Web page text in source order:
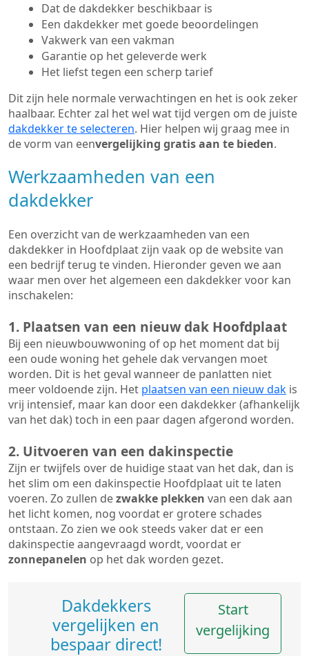
Dat de dakdekker beschikbaar is
Een dakdekker met goede beoordelingen
Vakwerk van een vakman
Garantie op het geleverde werk
Het liefst tegen een scherp tarief
Dit zijn hele normale verwachtingen en het is ook zeker
haalbaar. Echter zal het wel wat tijd vergen om de juiste
dakdekker te selecteren. Hier helpen wij graag mee in
de vorm van eenvergelijking gratis aan te bieden.
Werkzaamheden van een
dakdekker
Een overzicht van de werkzaamheden van een
dakdekker in Hoofdplaat zijn vaak op de website van
een bedrijf terug te vinden. Hieronder geven we aan
waar men over het algemeen een dakdekker voor kan
inschakelen:
1. Plaatsen van een nieuw dak Hoofdplaat
Bij een nieuwbouwwoning of op het moment dat bij
een oude woning het gehele dak vervangen moet
worden. Dit is het geval wanneer de panlatten niet
meer voldoende zijn. Het plaatsen van een nieuw dak is
vrij intensief, maar kan door een dakdekker (afhankelijk
van het dak) toch in een paar dagen afgerond worden.
2. Uitvoeren van een dakinspectie
Zijn er twijfels over de huidige staat van het dak, dan is
het slim om een dakinspectie Hoofdplaat uit te laten
voeren. Zo zullen dezwakke plekken van een dak aan
het licht komen, nog voordat er grotere schades
ontstaan. Zo zien we ook steeds vaker dat er een
dakinspectie aangevraagd wordt, voordat er
zonnepanelen op het dak worden gezet.
Dakdekkers
vergelijken en
bespaar direct!
Start
vergelijking